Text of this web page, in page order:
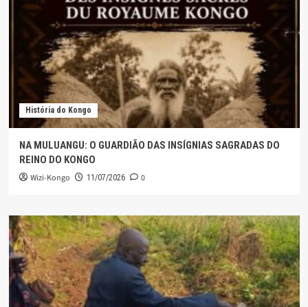
História do Kongo
NA MULUANGU: O GUARDIÃO DAS INSÍGNIAS SAGRADAS DO
REINO DO KONGO
Wizi-Kongo 11/07/2026 0